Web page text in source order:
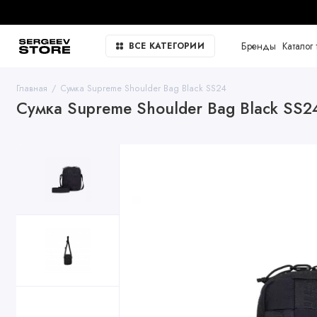
ВСЕ КАТЕГОРИИ Бренды Каталог
Главная Сумка Supreme Shoulder Bag Black SS24
Сумка Supreme Shoulder Bag Black